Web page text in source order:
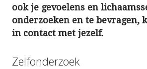
ook je gevoelens en
onderzoeken en te bevragen,
in contact met jezelf.
Zelfonderzoek